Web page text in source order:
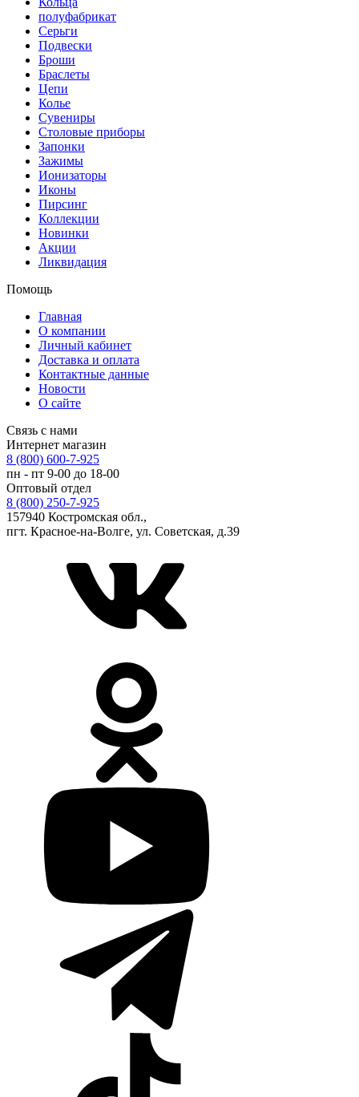
полуфабрикат
Серьги
Подвески
Броши
Браслеты
Цепи
Колье
Сувениры
Столовые приборы
Запонки
Зажимы
Ионизаторы
Иконы
Пирсинг
Коллекции
Новинки
Акции
Ликвидация
Помощь
Главная
О компании
Личный кабинет
Доставка и оплата
Контактные данные
Новости
О сайте
Связь с нами
Интернет магазин
8 (800) 600-7-925
пн - пт 9-00 до 18-00
Оптовый отдел
8 (800) 250-7-925
157940 Костромская обл.,
пгт. Красное-на-Волге, ул. Советская, д.39